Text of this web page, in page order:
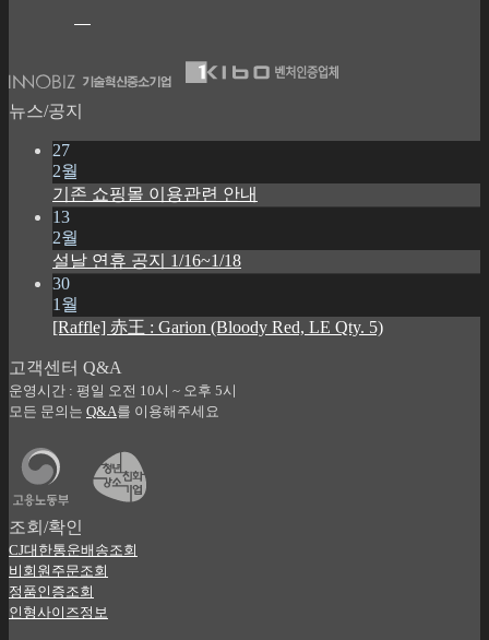
뉴스/공지
27
2월
기존 쇼핑몰 이용관련 안내
13
2월
설날 연휴 공지 1/16~1/18
30
1월
[Raffle] 赤王 : Garion (Bloody Red, LE Qty. 5)
고객센터 Q&A
운영시간 : 평일 오전 10시 ~ 오후 5시
모든 문의는 Q&A를 이용해주세요
조회/확인
CJ대한통운배송조회
비회원주문조회
정품인증조회
인형사이즈정보